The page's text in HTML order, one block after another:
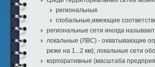
региональные
глобальные,имеющие
региональные сети иногда
локальные (ЛВС) - охватывающие
реже на 1...2 км); локальные сети
корпоративные (масштаба